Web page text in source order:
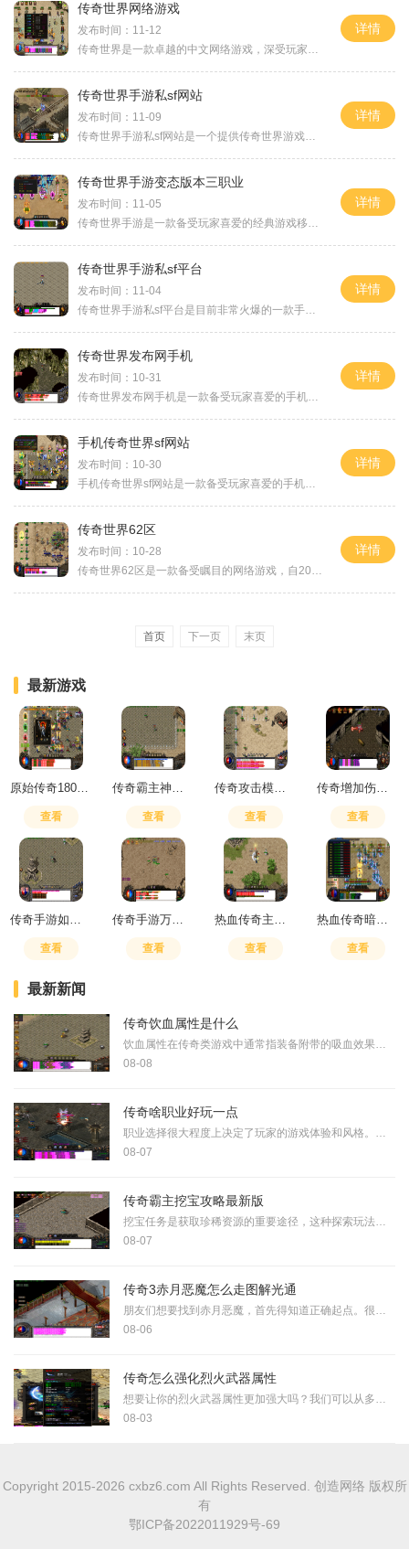
传奇世界网络游戏
发布时间：11-12
传奇世界是一款卓越的中文网络游戏，深受玩家喜爱。作为一款经典的MMORPG游戏，传奇世界拥有自己独特的玩法和世界观。下面我们来详细介绍一下这款游戏。传奇世界以其精美的游戏
详情
传奇世界手游私sf网站
发布时间：11-09
传奇世界手游私sf网站是一个提供传奇世界游戏的私人服务器的网站。在这个网站上，玩家可以体验到传奇世界游戏的各种独特玩法。下面将为大家介绍一些传奇世界手游私sf网站上的具
详情
传奇世界手游变态版本三职业
发布时间：11-05
传奇世界手游是一款备受玩家喜爱的经典游戏移植于手机端的版本，变态版本更是为我们带来了全新的游戏体验。这一版本中，玩家可以选择三种不同的职业，分别是战士、法师和道士
详情
传奇世界手游私sf平台
发布时间：11-04
传奇世界手游私sf平台是目前非常火爆的一款手机游戏，它是根据传奇世界这款经典的网络游戏改编而来的，让玩家在手机上能够重新体验到原版传奇世界的乐趣。在私sf平台上，玩家可
详情
传奇世界发布网手机
发布时间：10-31
传奇世界发布网手机是一款备受玩家喜爱的手机网络游戏，它以其精美的画面、丰富的玩法和深度的剧情受到了广大玩家的喜爱。作为一款经典的多人在线角色扮演游戏，传奇世界发布
详情
手机传奇世界sf网站
发布时间：10-30
手机传奇世界sf网站是一款备受玩家喜爱的手机游戏。作为经典传奇游戏的移动版，它在保留原汁原味的还引入了更多创新元素，为玩家提供了全新的游戏体验。手机传奇世界sf网站继承
详情
传奇世界62区
发布时间：10-28
传奇世界62区是一款备受瞩目的网络游戏，自2001年首次发布以来，一直以其独特的玩法和丰富的游戏内容吸引了无数玩家。作为一款经典的MMORPG游戏，传奇世界62区的玩法多样，涵盖了职
详情
首页 下一页 末页
最新游戏
原始传奇180级多少钱
查看
传奇霸主神器合成技巧大全
查看
传奇攻击模式切换问题
查看
传奇增加伤害属性的装备有哪些
查看
传奇手游如何快速提高战斗力等级
查看
传奇手游万年雪霜在哪打开
查看
热血传奇主宰者怎么打怪
查看
热血传奇暗殿装备怎么获得图纸
查看
最新新闻
传奇饮血属性是什么
饮血属性在传奇类游戏中通常指装备附带的吸血效果，这一属性允许玩家在攻击时按照一定比例恢复自身生命值。从游戏机制角度分析，吸血属性的触发条件与物理攻击或特定技能直接
08-08
传奇啥职业好玩一点
职业选择很大程度上决定了玩家的游戏体验和风格。法师职业以其快速的升级速度和高效的打宝能力受到玩家青睐。这种职业在练级阶段不会消耗过多时间，能比其他职业更早进入打宝
08-07
传奇霸主挖宝攻略最新版
挖宝任务是获取珍稀资源的重要途径，这种探索玩法要求玩家仔细搜寻不同地图区域的宝藏位置，宝藏可能隐藏在海棠林、城门、军营、乔府等场景的特定位置，例如海棠树下的土壤中
08-07
传奇3赤月恶魔怎么走图解光通
朋友们想要找到赤月恶魔，首先得知道正确起点。很多人在第一步就选错了路，导致无法到达最终目的地。根据经验，我们得通过传送功能直接传到赤月峡谷北部，这一点非常重要，因
08-06
传奇怎么强化烈火武器属性
想要让你的烈火武器属性更加强大吗？我们可以从多个方面来提升武器威力。首先最重要的是武器的基础强化，通过消耗相应的材料可以提升武器的攻击力、攻击速度和爆击率等核心属
08-03
Copyright 2015-2026 cxbz6.com All Rights Reserved. 创造网络 版权所
有
鄂ICP备2022011929号-69